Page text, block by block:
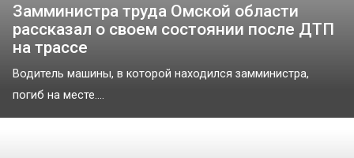
Замминистра труда Омской области
рассказал о своем состоянии после ДТП
на трассе
Водитель машины, в которой находился замминистра,
погиб на месте....